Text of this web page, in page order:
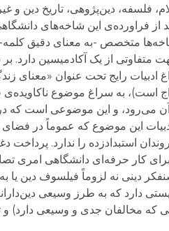
فلسفه، دین‌پژوهی، تاریخ
از فراورده‌ی این شاخه‌های
متخصص -به معنای دقیق
از یک آکادمیسین دارد. بر
رایج تحت عنوان «معنای
است)، به سراغ موضوع
می‌رود، و این موضوعی است که در
این موضوع که عموماً در
استبدادزده را ندارد. پرداخت
کار حرفه‌ای دانشگاهی امری
دینی نه لزوماً فیلسوف دین
دارد که به طرز وسیعی
که مخالفان جدی و وسیعی دارد) و